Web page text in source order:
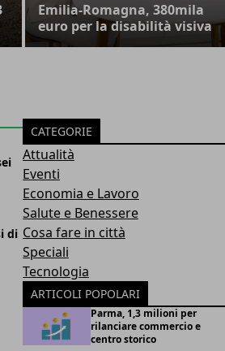
Emilia-Romagna, 380mila
euro per la disabilità visiva
di
CATEGORIE
Attualità
Eventi
Economia e Lavoro
Salute e Benessere
Cosa fare in città
Speciali
Tecnologia
ARTICOLI POPOLARI
Parma, 1,3 milioni per
rilanciare commercio e
centro storico